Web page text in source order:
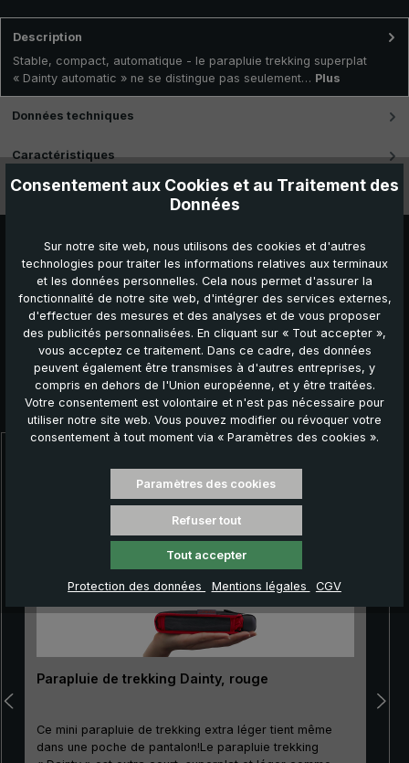
Description
Stable, compact, automatique - le parapluie trekking superplat
« Dainty automatic » ne se distingue pas seulement… Plus
Données techniques
Caractéristiques
Vidéos
Autres produits que vous pourriez aimer :
Parapluie de trekking Dainty, rouge
Ce mini parapluie de trekking extra léger tient même
dans une poche de pantalon!Le parapluie trekking
Consentement aux Cookies et au Traitement des
Données
Sur notre site web, nous utilisons des cookies et d'autres
technologies pour traiter les informations relatives aux terminaux
et les données personnelles. Cela nous permet d'assurer la
fonctionnalité de notre site web, d'intégrer des services externes,
d'effectuer des mesures et des analyses et de vous proposer
des publicités personnalisées. En cliquant sur « Tout accepter »,
vous acceptez ce traitement. Dans ce cadre, des données
peuvent également être transmises à d'autres entreprises, y
compris en dehors de l'Union européenne, et y être traitées.
Votre consentement est volontaire et n'est pas nécessaire pour
utiliser notre site web. Vous pouvez modifier ou révoquer votre
consentement à tout moment via « Paramètres des cookies ».
Paramètres des cookies
Refuser tout
Tout accepter
Protection des données Mentions légales CGV